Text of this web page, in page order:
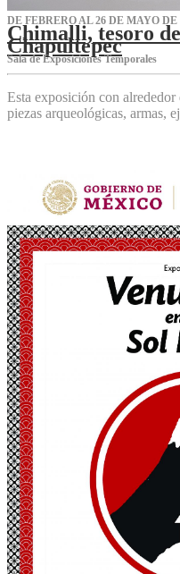
DE FEBRERO AL 26 DE MAYO DE
Chimalli, tesoro
Chapultepec
Sala de Exposiciones Temporales
Esta exposición con
piezas arqueológicas, armas,